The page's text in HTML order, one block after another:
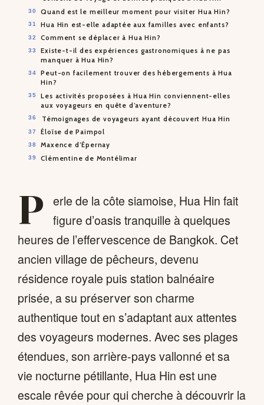
Quand est le meilleur moment pour visiter Hua Hin?
Hua Hin est-elle adaptée aux familles avec enfants?
Comment se déplacer à Hua Hin?
Existe-t-il des expériences gastronomiques à ne pas
manquer à Hua Hin?
Peut-on facilement trouver des hébergements à Hua
Hin?
Les activités proposées à Hua Hin conviennent-elles
aux voyageurs en quête d’aventure?
Témoignages de voyageurs ayant découvert Hua Hin
Éloïse de Paimpol
Maxence d’Épernay
Clémentine de Montélimar
P
erle de la côte siamoise, Hua Hin fait
figure d’oasis tranquille à quelques
heures de l’effervescence de Bangkok. Cet
ancien village de pêcheurs, devenu
résidence royale puis station balnéaire
prisée, a su préserver son charme
authentique tout en s’adaptant aux attentes
des voyageurs modernes. Avec ses plages
étendues, son arrière-pays vallonné et sa
vie nocturne pétillante, Hua Hin est une
escale rêvée pour qui cherche à découvrir la